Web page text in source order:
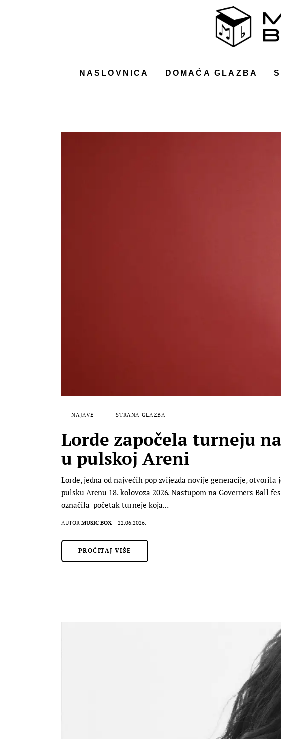
NASLOVNICA DOMAĆA GLAZBA
NAJAVE STRANA GLAZBA
Lorde započela turneju
u pulskoj Areni
Lorde, jedna od najvećih pop zvijezda novije generacije,
pulsku Arenu 18. kolovoza 2026. Nastupom na Governers Ball
označila početak turneje koja…
AUTOR MUSIC BOX 22.06.2026.
PROČITAJ VIŠE